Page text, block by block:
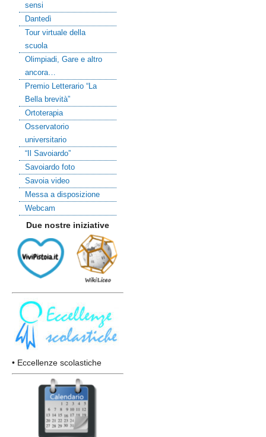
sensi
Dantedì
Tour virtuale della
scuola
Olimpiadi, Gare e altro
ancora…
Premio Letterario “La
Bella brevità”
Ortoterapia
Osservatorio
universitario
“Il Savoiardo”
Savoiardo foto
Savoia video
Messa a disposizione
Webcam
Due nostre iniziative
• Eccellenze scolastiche